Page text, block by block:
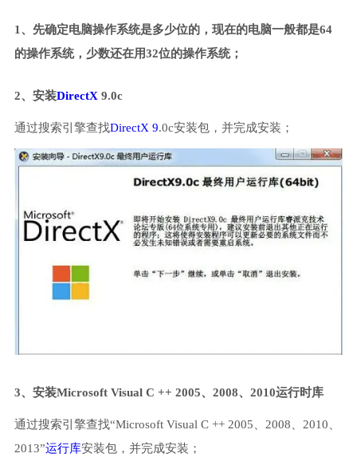
1、先确定电脑操作系统是多少位的，现在的电脑一般都是64
的操作系统，少数还在用32位的操作系统；
2、安装DirectX 9.0c
通过搜索引擎查找DirectX 9.0c安装包，并完成安装；
3、安装Microsoft Visual C ++ 2005、2008、2010运行时库
通过搜索引擎查找“Microsoft Visual C ++ 2005、2008、2010、
2013”运行库安装包，并完成安装；